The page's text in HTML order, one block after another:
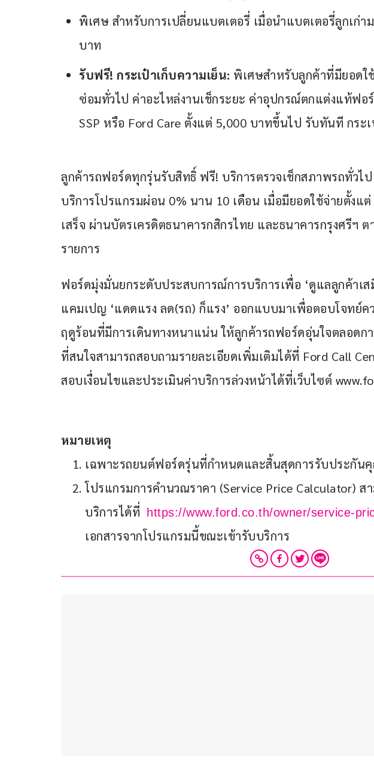
พิเศษ สำหรับการเปลี่ยนแบตเตอรี่ เมื่อนำแบตเตอรี่ลูกเก่
บาท
รับฟรี! กระเป๋าเก็บความเย็น: พิเศษสำหรับลูกค้าที่มียอดใ
ซ่อมทั่วไป ค่าอะไหล่งานเช็กระยะ ค่าอุปกรณ์ตกแต่งแท้ฟอ
SSP หรือ Ford Care ตั้งแต่ 5,000 บาทขึ้นไป รับทันที กระ
ลูกค้ารถฟอร์ดทุกรุ่นรับสิทธิ์ ฟรี! บริการตรวจเช็กสภาพรถทั่วไป
บริการโปรแกรมผ่อน 0% นาน 10 เดือน เมื่อมียอดใช้จ่ายตั้งแ
เสร็จ ผ่านบัตรเครดิตธนาคารกสิกรไทย และธนาคารกรุงศรีฯ
รายการ
ฟอร์ดมุ่งมั่นยกระดับประสบการณ์การบริการเพื่อ ‘ดูแลลูกค้าเ
แคมเปญ ‘แดดแรง ลด(รถ) ก็แรง’ ออกแบบมาเพื่อตอบโจทย์ค
ฤดูร้อนที่มีการเดินทางหนาแน่น ให้ลูกค้ารถฟอร์ดอุ่นใจตลอดก
ที่สนใจสามารถสอบถามรายละเอียดเพิ่มเติมได้ที่ Ford Call
สอบเงื่อนไขและประเมินค่าบริการล่วงหน้าได้ที่เว็บไซต์
หมายเหตุ
เฉพาะรถยนต์ฟอร์ดรุ่นที่กำหนดและสิ้นสุดการรับประกัน
โปรแกรมการคำนวณราคา (Service Price Calculator) ส
บริการได้ที่
https://www.ford.co.th/owner/service-
เอกสารจากโปรแกรมนี้ขณะเข้ารับบริการ